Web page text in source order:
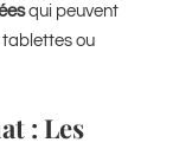
qui peuvent
tablettes ou
: Les